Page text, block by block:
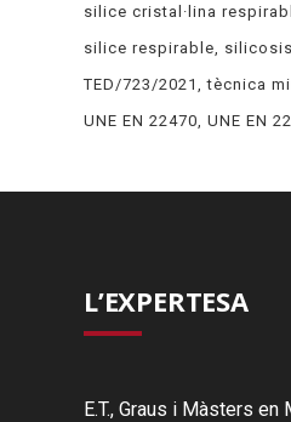
silice cristal·lina
silice respirable
silicosis
TED/723/2021
tècnica
UNE EN 22470 UNE EN
L’EXPERTESA
E.T., Graus i Màsters en